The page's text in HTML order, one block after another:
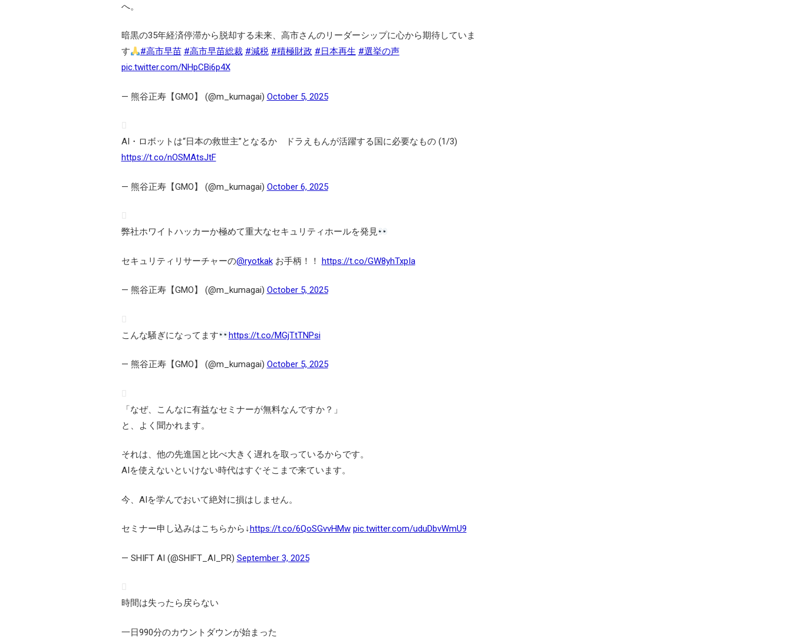
へ。
暗黒の35年経済停滞から脱却する未来、高市さんのリーダーシップに心から期待していま
す
#高市早苗 #高市早苗総裁 #減税 #積極財政 #日本再生 #選挙の声
pic.twitter.com/NHpCBi6p4X
— 熊谷正寿【GMO】 (@m_kumagai) October 5, 2025
AI・ロボットは“日本の救世主”となるか ドラえもんが活躍する国に必要なもの (1/3)
https://t.co/nOSMAtsJtF
— 熊谷正寿【GMO】 (@m_kumagai) October 6, 2025
弊社ホワイトハッカーか極めて重大なセキュリティホールを発見
セキュリティリサーチャーの@ryotkakお手柄！！ https://t.co/GW8yhTxpIa
— 熊谷正寿【GMO】 (@m_kumagai) October 5, 2025
こんな騒ぎになってます https://t.co/MGjTtTNPsi
— 熊谷正寿【GMO】 (@m_kumagai) October 5, 2025
「なぜ、こんなに有益なセミナーが無料なんですか？」
と、よく聞かれます。
それは、他の先進国と比べ大きく遅れを取っているからです。
AIを使えないといけない時代はすぐそこまで来ています。
今、AIを学んでおいて絶対に損はしません。
セミナー申し込みはこちらから↓https://t.co/6QoSGvvHMw pic.twitter.com/uduDbvWmU9
— SHIFT AI (@SHIFT_AI_PR) September 3, 2025
時間は失ったら戻らない
一日990分のカウントダウンが始まった